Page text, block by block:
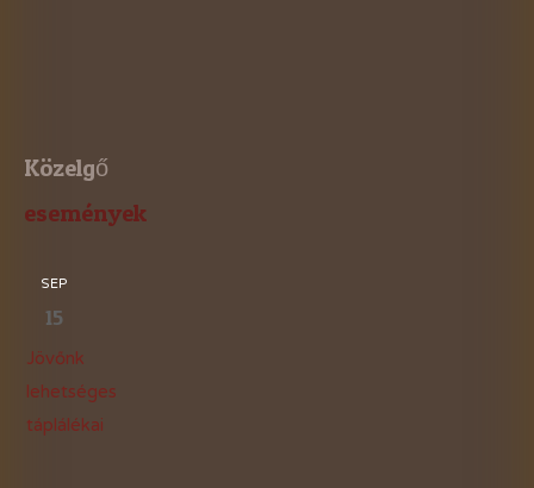
Közelgő
események
SEP
15
Jövőnk
lehetséges
táplálékai